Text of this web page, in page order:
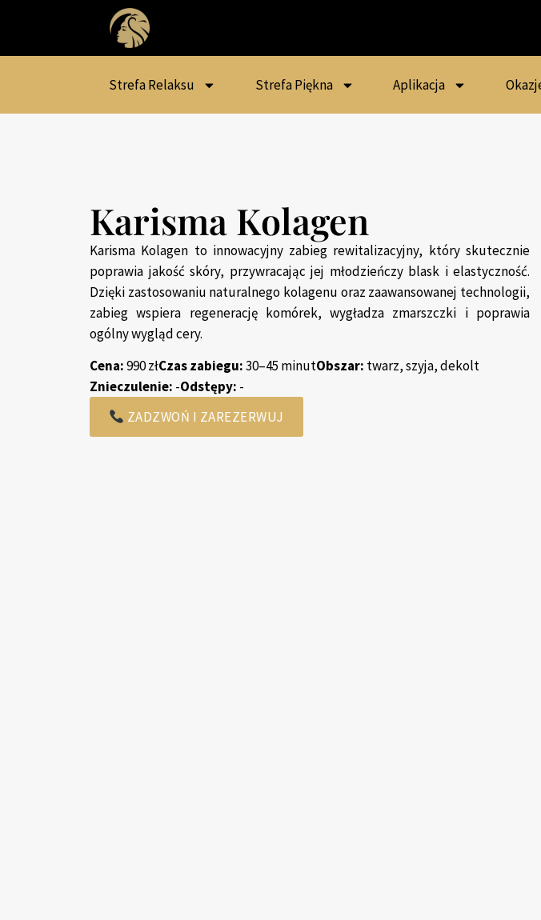
Strefa Relaksu Strefa Piękna Aplikacja
Karisma Kolagen
Karisma Kolagen to innowacyjny zabieg rewitalizacyjny, który skutecznie
poprawia jakość skóry, przywracając jej młodzieńczy blask i elastyczność.
Dzięki zastosowaniu naturalnego kolagenu oraz zaawansowanej technologii,
zabieg wspiera regenerację komórek, wygładza zmarszczki i poprawia
ogólny wygląd cery.
Cena:990 złCzas zabiegu:30–45 minutObszar: twarz, szyja, dekolt
Znieczulenie: -Odstępy: -
ZADZWOŃ I ZAREZERWUJ